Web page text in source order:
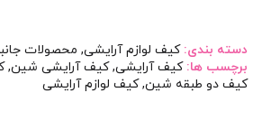
دسته بندی:کیف لوازم آرایشی, محصولات
برچسب ها:کیف آرایشی,کیف آرایشی شین,
کیف دو طبقه شین,کیف لوازم آرایشی